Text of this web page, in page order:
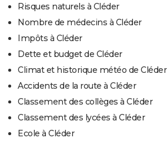
Risques naturels à Cléder
Nombre de médecins à Cléder
Impôts à Cléder
Dette et budget de Cléder
Climat et historique météo de Cléder
Accidents de la route à Cléder
Classement des collèges à Cléder
Classement des lycées à Cléder
Ecole à Cléder